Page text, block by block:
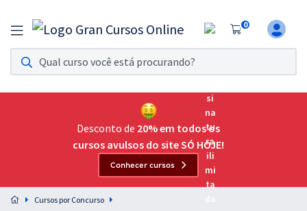
0
Assinatura Ilimitada 11
Acesso a todos os cursos. Teste grátis por 7 dias!
Assinatura OAB Até Passar
Acesso ilimitado a toda preparação para o Exame da
Preparação completa e intensiva para as principais
residências em saúde do Brasil
Desconto de 20% em todos os
cursos avulsos do site SÓ HOJE!
Conhecer cursos
Cursos por Concurso